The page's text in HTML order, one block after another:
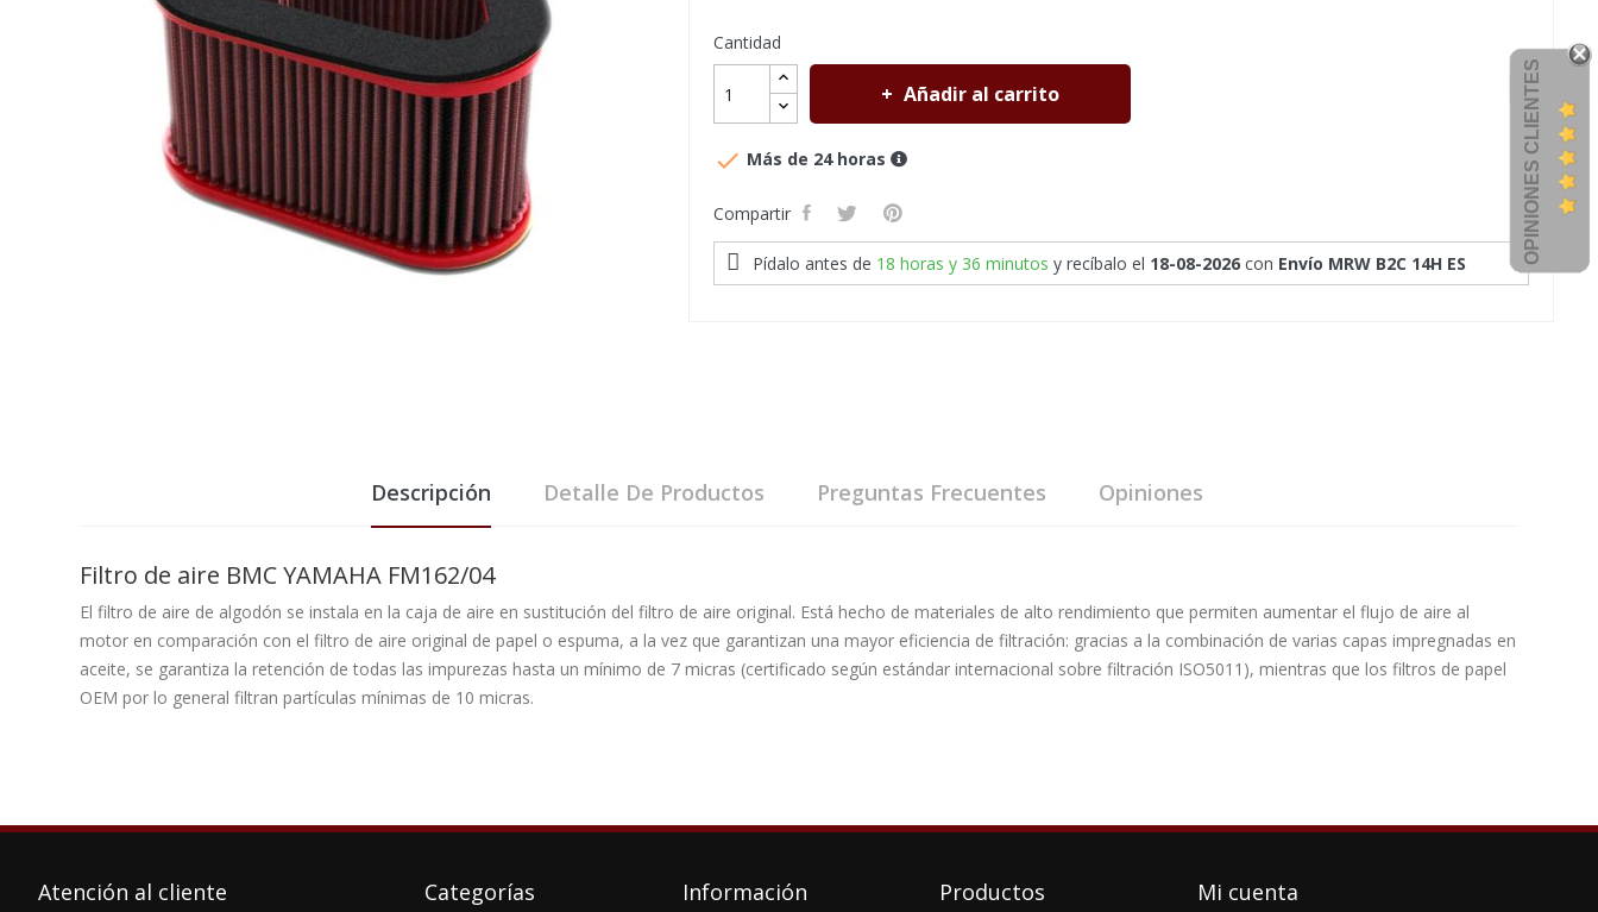
Cantidad
Añadir al carrito
 Más de 24 horas
Compartir
Pídalo antes de 18 horas y 36 minutos y recíbalo el 18-08-2026 con Envío MRW B2C 14H ES
Descripción Detalle De Productos Preguntas Frecuentes Opiniones
Filtro de aire BMC YAMAHA FM162/04
El filtro de aire de algodón se instala en la caja de aire en sustitución del filtro de aire original. Está hecho de materiales de alto rendimiento que permiten aumentar el flujo de aire al
motor en comparación con el filtro de aire original de papel o espuma, a la vez que garantizan una mayor eficiencia de filtración: gracias a la combinación de varias capas impregnadas en
aceite, se garantiza la retención de todas las impurezas hasta un mínimo de 7 micras (certificado según estándar internacional sobre filtración ISO5011), mientras que los filtros de papel
OEM por lo general filtran partículas mínimas de 10 micras.
Atención al cliente Categorías Información Productos Mi cuenta
OPINIONES CLIENTES